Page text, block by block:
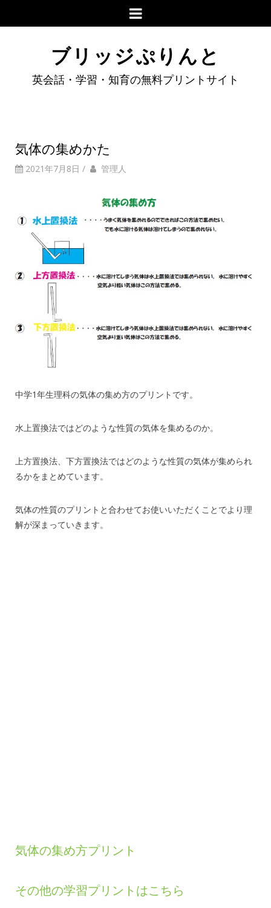
ブリッジぷりんと
英会話・学習・知育の無料プリントサイト
気体の集めかた
2021年7月8日 / 管理人
中学1年生理科の気体の集め方のプリントです。
水上置換法ではどのような性質の気体を集めるのか。
上方置換法、下方置換法ではどのような性質の気体が集められ
るかをまとめています。
気体の性質のプリントと合わせてお使いいただくことでより理
解が深まっていきます。
気体の集め方プリント
その他の学習プリントはこちら